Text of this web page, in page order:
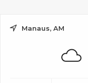
Manaus, AM